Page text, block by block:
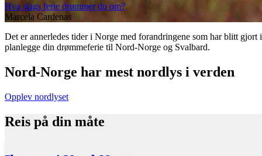
Hva slags ferie drømmer du om?
Marcela Cardenas
Det er annerledes tider i Norge med forandringene som har blitt
planlegge din drømmeferie til Nord-Norge og Svalbard.
Nord-Norge har mest nordlys i verden
Opplev nordlyset
Reis på din måte